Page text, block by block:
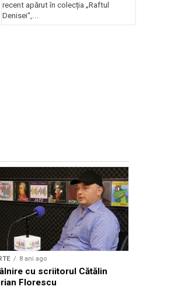
recent apărut în colecția „Raftul
Denisei“,...
8 ani ago
cu scriitorul Cătălin
Florescu